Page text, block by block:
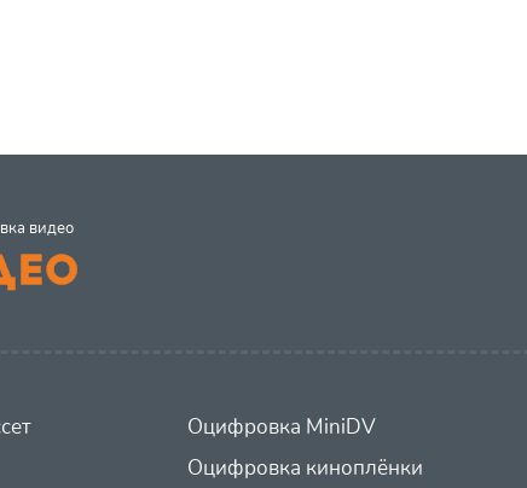
видео
Оцифровка MiniDV
Оцифровка киноплёнки